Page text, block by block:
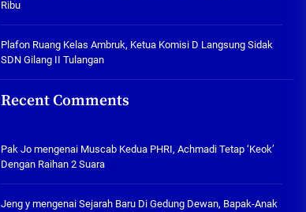
Hukumannya Cuma Bayar Rp
300 Ribu
Plafon Ruang Kelas Ambruk,
Ketua Komisi D Langsung Sidak
05/08/2026
Ribu
Plafon Ruang Kelas Ambruk, Ketua Komisi D Langsung Sidak
SDN Gilang II Tulangan
Recent Comments
Pak Jomengenai Muscab Kedua PHRI, Achmadi Tetap ‘Keok’
Dengan Raihan 2 Suara
Jeng ymengenai Sejarah Baru Di Gedung Dewan, Bapak-Anak